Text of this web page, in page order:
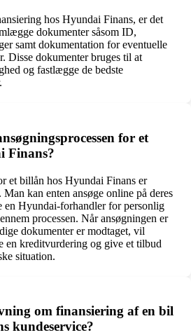
hos Hyundai Finans, er det
dokumenter såsom ID,
samt dokumentation for eventuelle
Disse dokumenter bruges til at
og fastlægge de bedste
for et
Finans?
et billån hos Hyundai Finans er
kan enten ansøge online på deres
en Hyundai-forhandler for personlig
processen. Når ansøgningen er
dokumenter er modtaget, vil
en kreditvurdering og give et tilbud
situation.
om finansiering af en bil
kundeservice?